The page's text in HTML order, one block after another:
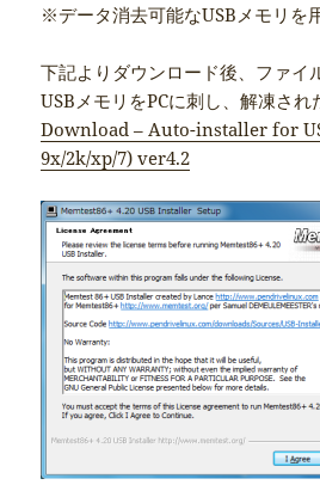
※データ消去可能なUSBメモリを
下記よりダウンロード後、ファイ
USBメモリをPCに刺し、解凍され
Download – Auto-installer for
9x/2k/xp/7) ver4.2